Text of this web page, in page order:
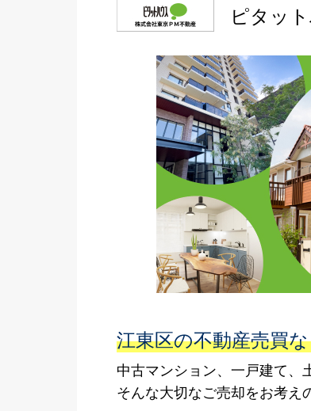
ピタッ
江東区の不動産売買
中古マンション、一戸建て、
そんな大切なご売却をお考え